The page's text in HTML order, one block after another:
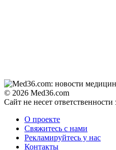
© 2026 Med36.com
Сайт не несет
О проекте
Свяжитесь с нами
Рекламируйтесь у нас
Контакты